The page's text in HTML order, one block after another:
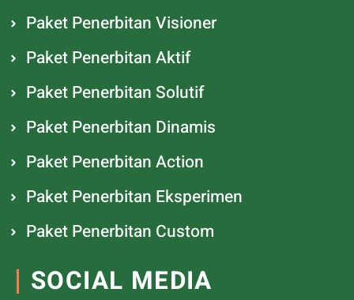
Paket Penerbitan Visioner
Paket Penerbitan Aktif
Paket Penerbitan Solutif
Paket Penerbitan Dinamis
Paket Penerbitan Action
Paket Penerbitan Eksperimen
Paket Penerbitan Custom
SOCIAL MEDIA